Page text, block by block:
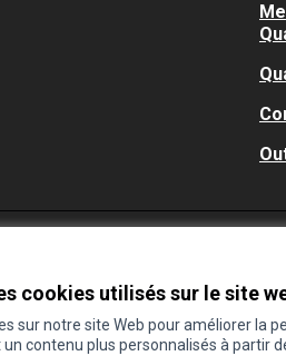
cookies utilisés sur le site
sur notre site Web pour améliorer la
contenu plus personnalisés à partir